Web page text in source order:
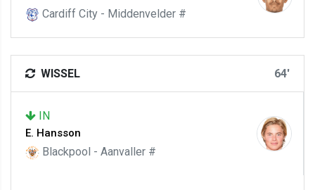
Cardiff City - Middenvelder #
WISSEL 64'
IN
E. Hansson
Blackpool - Aanvaller #